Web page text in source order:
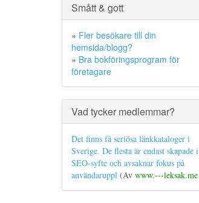
Smått & gott
» Fler besökare till din
hemsida/blogg?
» Bra bokföringsprogram för
företagare
Vad tycker medlemmar?
Det finns få seriösa länkkataloger i
Sverige. De flesta är endast skapade i
SEO-syfte och avsaknar fokus på
användaruppl (Av www.---leksak.me